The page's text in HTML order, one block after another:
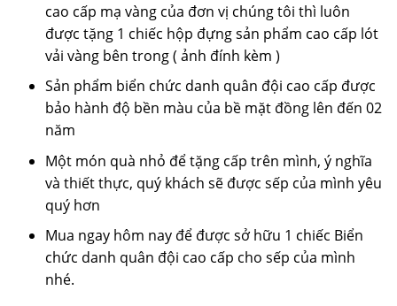
cao cấp mạ vàng của đơn vị chúng tôi thì luôn
được tặng 1 chiếc hộp đựng sản phẩm cao cấp lót
vải vàng bên trong ( ảnh đính kèm )
Sản phẩm biển chức danh quân đội cao cấp được
bảo hành độ bền màu của bề mặt đồng lên đến 02
năm
Một món quà nhỏ để tặng cấp trên mình, ý nghĩa
và thiết thực, quý khách sẽ được sếp của mình yêu
quý hơn
Mua ngay hôm nay để được sở hữu 1 chiếc Biển
chức danh quân đội cao cấp cho sếp của mình
nhé.